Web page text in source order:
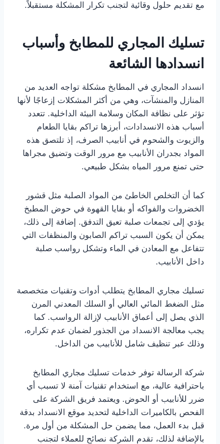
مع تقديم حلول وقائية لتجنب تكرار المشكلة مستقبلاً.
تسليك المجاري للمطابخ وأسباب
انسدادها الشائعة
انسداد المجاري في المطابخ مشكلة تواجه العديد من
المنازل والمنشآت، وهي من أكثر المشكلات إزعاجًا لأنها
تؤثر على نظافة المكان وسلامة البيئة الداخلية. تتعدد
أسباب هذه الانسدادات، أبرزها تراكم بقايا الطعام
والزيوت والشحوم في أنابيب الصرف، إذ تلتصق هذه
المواد بجدران الأنابيب مع مرور الوقت وتضيق مجراها
حتى تمنع مرور المياه بشكل طبيعي.
كما أن التخلص الخاطئ من المواد الصلبة مثل قشور
الخضروات والفواكه أو بقايا القهوة في حوض المطبخ
يؤدي إلى تجمعات صلبة تعيق التدفق. إضافة إلى ذلك،
يمكن أن يكون السبب تراكم الصابون والمنظفات التي
تتفاعل مع المعادن في الماء وتشكل رواسب صلبة
داخل الأنابيب.
تسليك مجاري المطابخ يتطلب أدوات وتقنيات متخصصة
مثل الضغط المائي العالي أو السلك المعدني المرن
الذي يصل إلى أعماق الأنابيب لإزالة الرواسب. كما
يجب معالجة الانسداد من الجذور لضمان عدم تكراره،
وذلك عبر تنظيف شامل للأنابيب من الداخل.
شركة الرسالة توفر خدمات تسليك مجاري المطابخ
باحترافية عالية، مع استخدام تقنيات آمنة لا تسبب أي
ضرر للأنابيب أو الحوض. ويعتمد فريق الشركة على
الفحص بالكاميرات الداخلية لتحديد موقع الانسداد بدقة
قبل بدء العمل، مما يضمن حل المشكلة من أول مرة.
بالإضافة لذلك، تقدم الشركة نصائح للعملاء لتجنب